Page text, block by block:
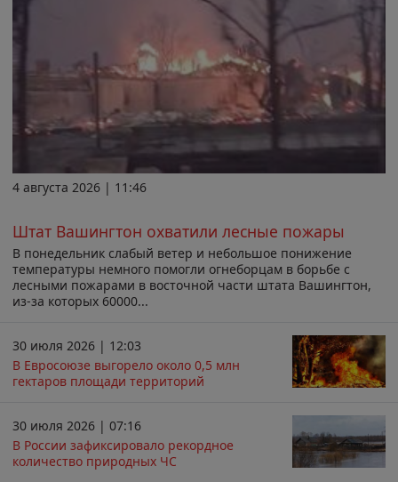
4 августа 2026 | 11:46
Штат Вашингтон охватили лесные пожары
В понедельник слабый ветер и небольшое понижение
температуры немного помогли огнеборцам в борьбе с
лесными пожарами в восточной части штата Вашингтон,
из-за которых 60000...
30 июля 2026 | 12:03
В Евросоюзе выгорело около 0,5 млн
гектаров площади территорий
30 июля 2026 | 07:16
В России зафиксировало рекордное
количество природных ЧС